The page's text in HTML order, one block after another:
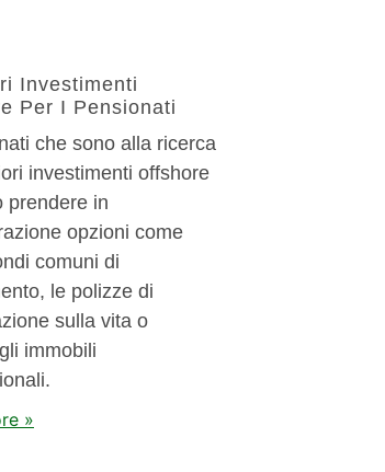
Investimenti
Per I Pensionati
che sono alla ricerca
investimenti offshore
prendere in
opzioni come
comuni di
le polizze di
sulla vita o
immobili
»